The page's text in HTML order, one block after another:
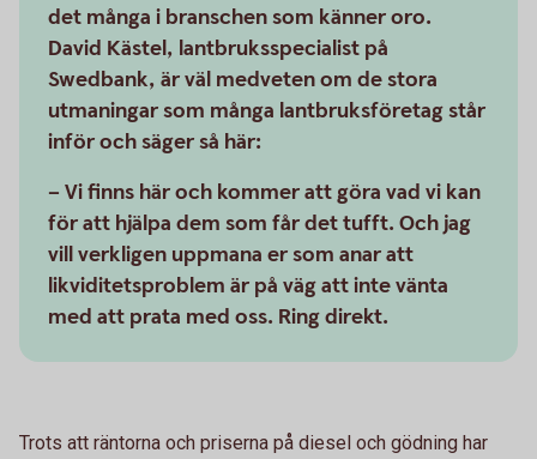
det många i branschen som känner oro.
David Kästel, lantbruksspecialist på
Swedbank, är väl medveten om de stora
utmaningar som många lantbruksföretag står
inför och säger så här:
– Vi finns här och kommer att göra vad vi kan
för att hjälpa dem som får det tufft. Och jag
vill verkligen uppmana er som anar att
likviditetsproblem är på väg att inte vänta
med att prata med oss. Ring direkt.
Trots att räntorna och priserna på diesel och gödning har